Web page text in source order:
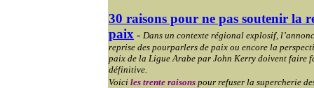
30 raisons pour ne pas soutenir la
paix - Dans un contexte régional explosif,
reprise des pourparlers de paix ou encore la
paix de la Ligue Arabe par John Kerry doivent faire
définitive.
Voici les trente raisons pour refuser la supercherie